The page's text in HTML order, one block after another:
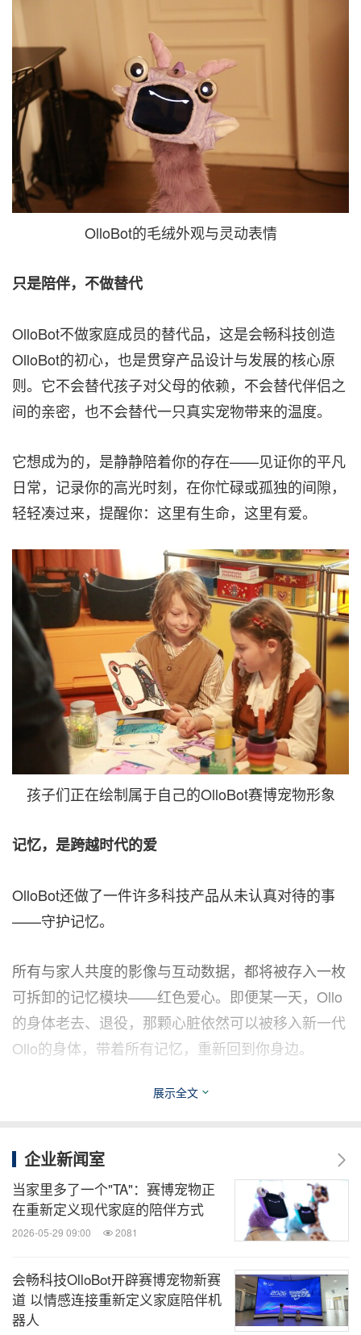
OlloBot的毛绒外观与灵动表情
只是陪伴，不做替代
OlloBot不做家庭成员的替代品，这是会畅科技创造
OlloBot的初心，也是贯穿产品设计与发展的核心原
则。它不会替代孩子对父母的依赖，不会替代伴侣之
间的亲密，也不会替代一只真实宠物带来的温度。
它想成为的，是静静陪着你的存在——见证你的平凡
日常，记录你的高光时刻，在你忙碌或孤独的间隙，
轻轻凑过来，提醒你：这里有生命，这里有爱。
孩子们正在绘制属于自己的OlloBot赛博宠物形象
记忆，是跨越时代的爱
OlloBot还做了一件许多科技产品从未认真对待的事
——守护记忆。
所有与家人共度的影像与互动数据，都将被存入一枚
可拆卸的记忆模块——红色爱心。即便某一天，Ollo
的身体老去、退役，那颗心脏依然可以被移入新一代
Ollo的身体，带着所有记忆，重新回到你身边。
从一代到下一代，记忆不会断。就像宠物留下的那些
契——OlloBot想守护的，正是这些。
展示全文
企业新闻室
当家里多了一个"TA"：赛博宠物正
在重新定义现代家庭的陪伴方式
2026-05-29 09:00 2081
会畅科技OlloBot开辟赛博宠物新赛
道 以情感连接重新定义家庭陪伴机
器人